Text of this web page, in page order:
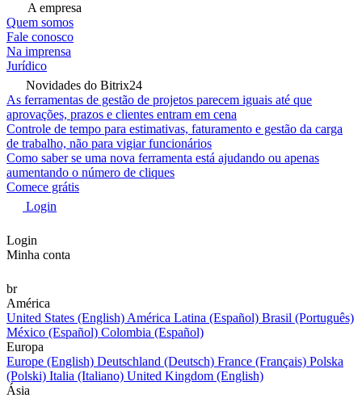
A empresa
Quem somos
Fale conosco
Na imprensa
Jurídico
Novidades do Bitrix24
As ferramentas de gestão de projetos parecem iguais até que
aprovações, prazos e clientes entram em cena
Controle de tempo para estimativas, faturamento e gestão da carga
de trabalho, não para vigiar funcionários
Como saber se uma nova ferramenta está ajudando ou apenas
aumentando o número de cliques
Comece grátis
Login
Login
Minha conta
br
América
United States (English) América Latina (Español) Brasil (Português)
México (Español) Colombia (Español)
Europa
Europe (English) Deutschland (Deutsch) France (Français) Polska
(Polski) Italia (Italiano) United Kingdom (English)
Ásia